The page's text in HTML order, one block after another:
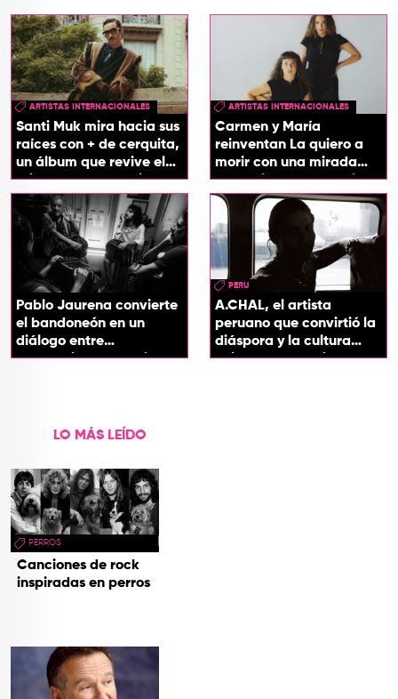
ARTISTAS INTERNACIONALES
Santi Muk mira hacia sus
raíces con + de cerquita,
un álbum que revive el
origen de sus canciones
ARTISTAS INTERNACIONALES
Carmen y María
reinventan La quiero a
morir con una mirada
entre el flamenco y el
soul
Pablo Jaurena convierte
el bandoneón en un
diálogo entre
generaciones con el
PERU
A.CHAL, el artista
peruano que convirtió la
diáspora y la cultura
chicha en su sonido
LO MÁS LEÍDO
PERROS
Canciones de rock
inspiradas en perros